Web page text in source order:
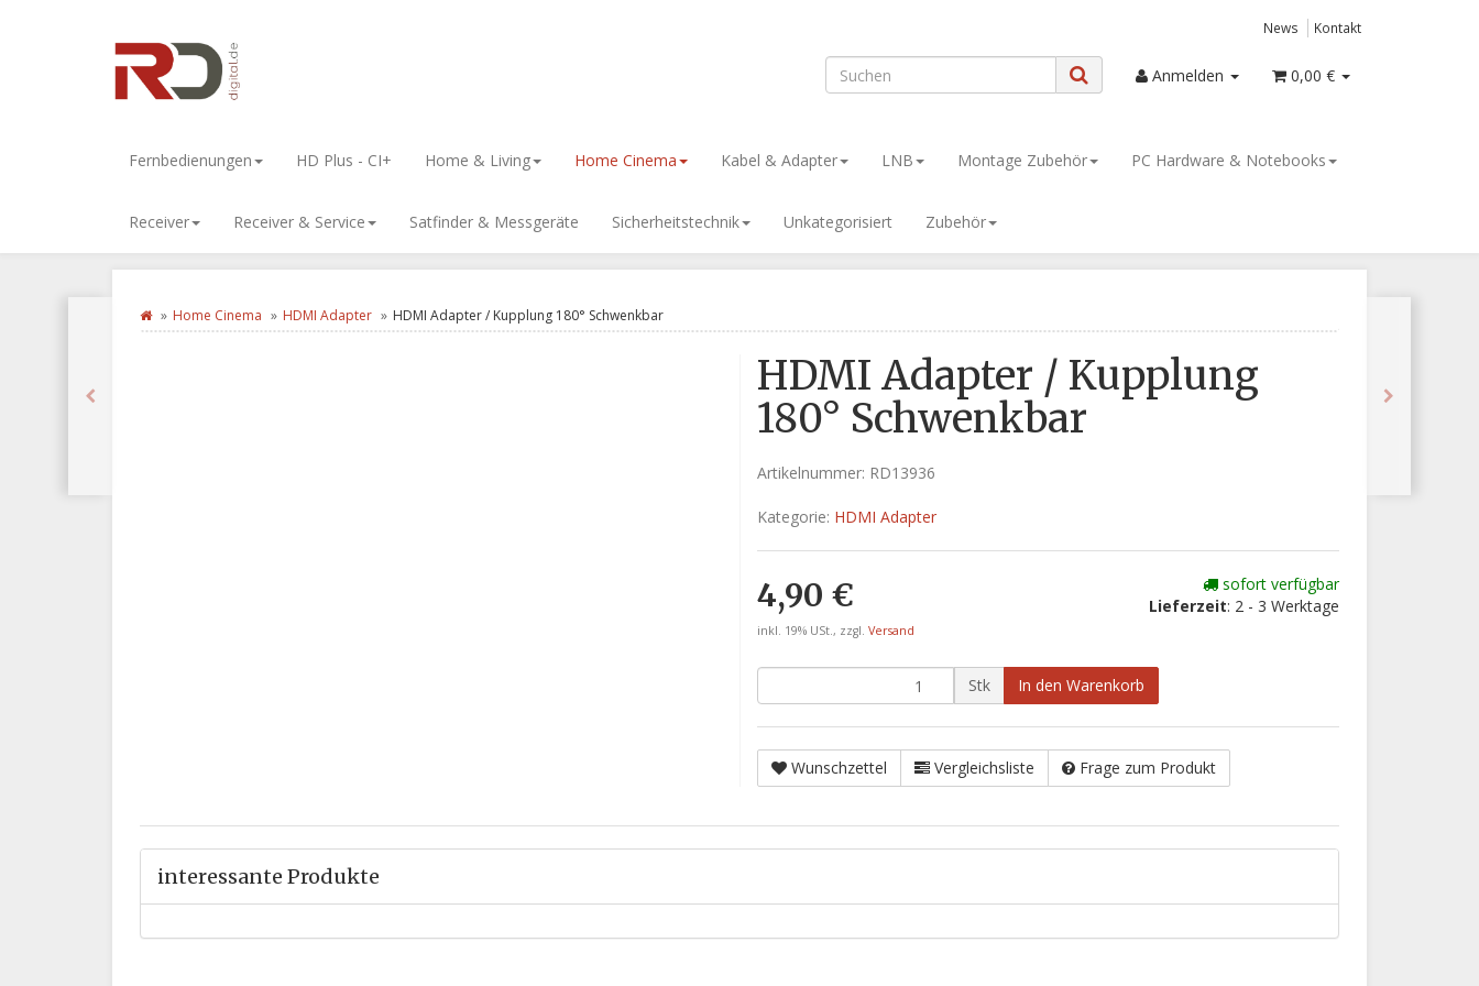
News Kontakt
Anmelden 0,00 €
Fernbedienungen HD Plus - CI+ Home & Living Home Cinema Kabel & Adapter LNB Montage Zubehör PC Hardware & Notebooks
Receiver Receiver & Service Satfinder & Messgeräte Sicherheitstechnik Unkategorisiert Zubehör
Home Cinema HDMI Adapter HDMI Adapter / Kupplung 180° Schwenkbar
HDMI Adapter / Kupplung
180° Schwenkbar
Artikelnummer: RD13936
Kategorie: HDMI Adapter
4,90 €
inkl. 19% USt., zzgl. Versand
sofort verfügbar
Lieferzeit: 2 - 3 Werktage
Stk In den Warenkorb
Wunschzettel Vergleichsliste Frage zum Produkt
interessante Produkte